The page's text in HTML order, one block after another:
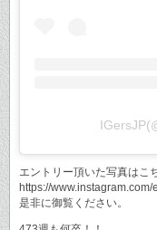
エントリー頂いた写真はこ
https://
是非に御覧ください。